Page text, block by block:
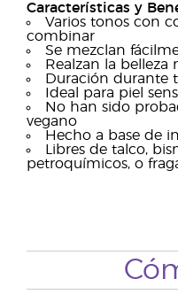
Características y
Varios tonos con
combinar
Se mezclan
Realzan la belleza
Duración durante
Ideal para piel
No han sido
vegano
Hecho a base de
Libres de talco,
petroquímicos, o